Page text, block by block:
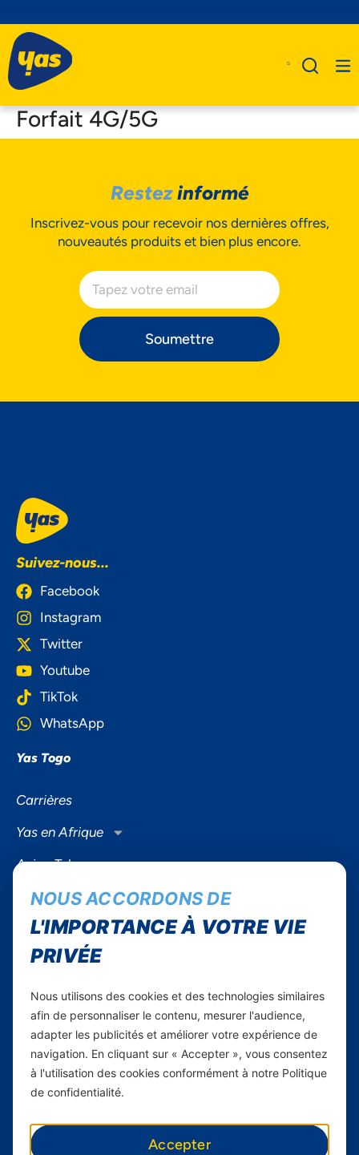
Business
Assistance
Forfait 4G/5G
Restezinformé
Inscrivez-vous pour recevoir nos dernières offres,
nouveautés produits et bien plus encore.
Soumettre
Suivez-nous...
Facebook
Instagram
Twitter
Youtube
TikTok
WhatsApp
Yas Togo
Carrières
Yas en Afrique
Axian Telecom
Services
Services Mobiles
Internet Résidentiel
Business
Smartphones
Informations utiles
À propos de Yas FAQ
Assistance
NOUS ACCORDONS DE
L'IMPORTANCE À VOTRE VIE
PRIVÉE
Nous utilisons des cookies et des technologies similaires
afin de personnaliser le contenu, mesurer l'audience,
adapter les publicités et améliorer votre expérience de
navigation. En cliquant sur « Accepter », vous consentez
à l'utilisation des cookies conformément à notre Politique
de confidentialité.
Accepter